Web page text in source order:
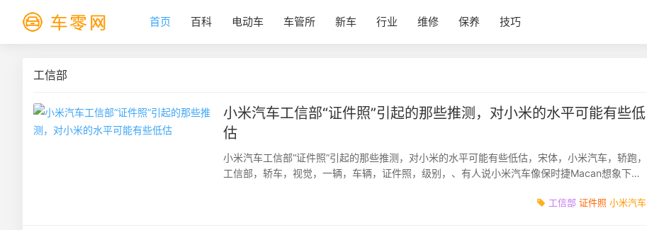
首页 百科 电动车 车管所 新车 行业 维修 保养 技巧
工信部
小米汽车工信部“证件照”引起的那些推测，对小米的水平可能有些低
估
小米汽车工信部“证件照”引起的那些推测，对小米的水平可能有些低估，宋体，小米汽车，轿跑，
工信部，轿车，视觉，一辆，车辆，证件照，级别，、有人说小米汽车像保时捷Macan想象下，
工信部 证件照 小米汽车